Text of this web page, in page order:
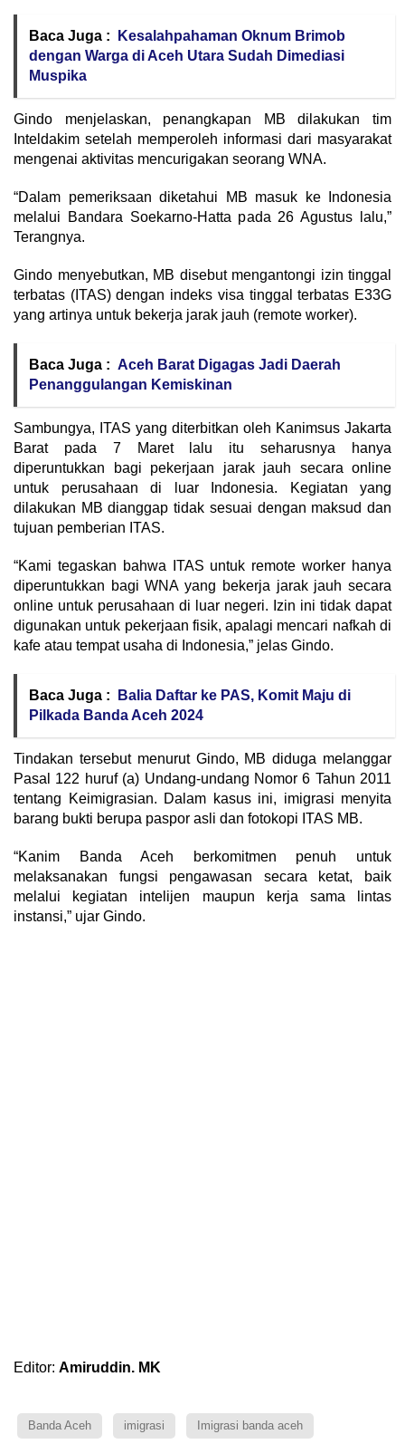
Baca Juga :
Kesalahpahaman Oknum Brimob
dengan Warga di Aceh Utara Sudah Dimediasi
Muspika
Gindo menjelaskan, penangkapan MB dilakukan tim
Inteldakim setelah memperoleh informasi dari masyarakat
mengenai aktivitas mencurigakan seorang WNA.
“Dalam pemeriksaan diketahui MB masuk ke Indonesia
melalui Bandara Soekarno-Hatta pada 26 Agustus lalu,”
Terangnya.
Gindo menyebutkan, MB disebut mengantongi izin tinggal
terbatas (ITAS) dengan indeks visa tinggal terbatas E33G
yang artinya untuk bekerja jarak jauh (remote worker).
Baca Juga : Aceh Barat Digagas Jadi Daerah
Penanggulangan Kemiskinan
Sambungya, ITAS yang diterbitkan oleh Kanimsus Jakarta
Barat pada 7 Maret lalu itu seharusnya hanya
diperuntukkan bagi pekerjaan jarak jauh secara online
untuk perusahaan di luar Indonesia. Kegiatan yang
dilakukan MB dianggap tidak sesuai dengan maksud dan
tujuan pemberian ITAS.
“Kami tegaskan bahwa ITAS untuk remote worker hanya
diperuntukkan bagi WNA yang bekerja jarak jauh secara
online untuk perusahaan di luar negeri. Izin ini tidak dapat
digunakan untuk pekerjaan fisik, apalagi mencari nafkah di
kafe atau tempat usaha di Indonesia,” jelas Gindo.
Baca Juga :
Balia Daftar ke PAS, Komit Maju di
Pilkada Banda Aceh 2024
Tindakan tersebut menurut Gindo, MB diduga melanggar
Pasal 122 huruf (a) Undang-undang Nomor 6 Tahun 2011
tentang Keimigrasian. Dalam kasus ini, imigrasi menyita
barang bukti berupa paspor asli dan fotokopi ITAS MB.
“Kanim Banda Aceh berkomitmen penuh untuk
melaksanakan fungsi pengawasan secara ketat, baik
melalui kegiatan intelijen maupun kerja sama lintas
instansi,” ujar Gindo.
Editor: Amiruddin. MK
Banda Aceh imigrasi Imigrasi banda aceh